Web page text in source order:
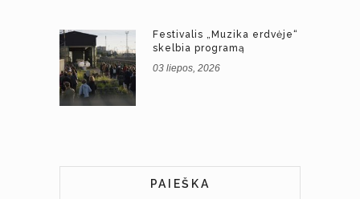
Festivalis „Muzika erdvėje“
skelbia programą
03 liepos, 2026
PAIEŠKA